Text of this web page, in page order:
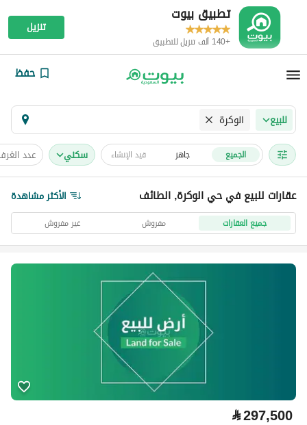
تطبيق بيوت
+140 ألف تنزيل للتطبيق
تنزيل
حفظ
للبيع الوكرة
الجميع جاهز قيد الإنشاء سكني عدد
عقارات للبيع في حي الوكرة, الطائف الأكثر مشاهدة
جميع العقارات مفروش غير مفروش
⃁297,500